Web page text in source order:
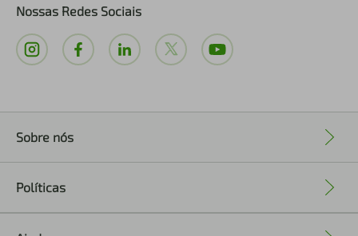
Nossas Redes Sociais
Sobre nós
Políticas